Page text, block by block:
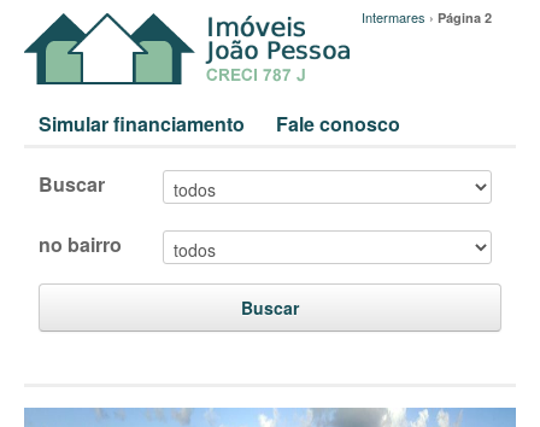
Intermares › Página 2
Simular financiamento Fale conosco
Buscar
no bairro
Buscar